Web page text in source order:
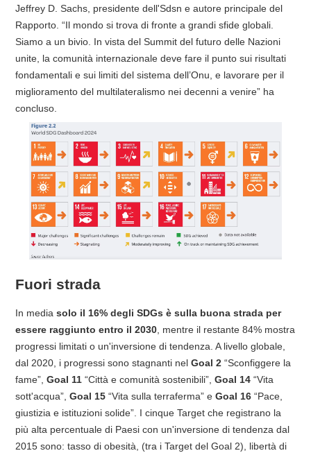
Jeffrey D. Sachs, presidente dell'Sdsn e autore principale del
Rapporto. “Il mondo si trova di fronte a grandi sfide globali.
Siamo a un bivio. In vista del Summit del futuro delle Nazioni
unite, la comunità internazionale deve fare il punto sui risultati
fondamentali e sui limiti del sistema dell’Onu, e lavorare per il
miglioramento del multilateralismo nei decenni a venire” ha
concluso.
Fuori strada
In media solo il 16% degli SDGs è sulla buona strada per
essere raggiunto entro il 2030 , mentre il restante 84% mostra
progressi limitati o un'inversione di tendenza. A livello globale,
dal 2020, i progressi sono stagnanti nel Goal 2 “Sconfiggere la
fame”, Goal 11 “Città e comunità sostenibili”, Goal 14 “Vita
sott'acqua”, Goal 15 “Vita sulla terraferma” e Goal 16 “Pace,
giustizia e istituzioni solide”. I cinque Target che registrano la
più alta percentuale di Paesi con un'inversione di tendenza dal
2015 sono: tasso di obesità, (tra i Target del Goal 2), libertà di